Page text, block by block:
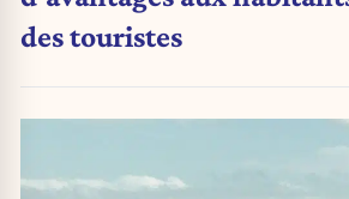
des touristes